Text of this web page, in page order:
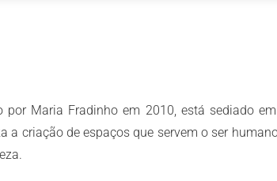
por Maria Fradinho em 2010, está sediado
a criação de espaços que servem o ser